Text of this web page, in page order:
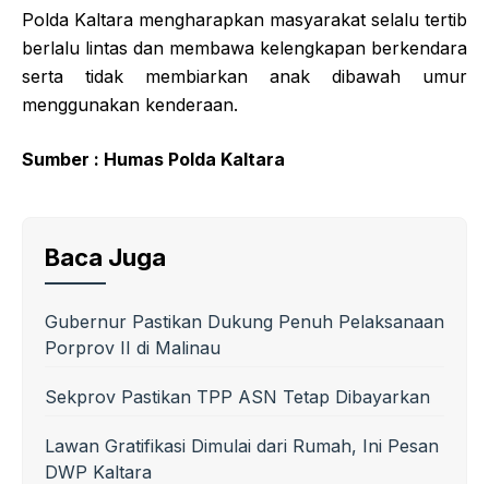
Polda Kaltara mengharapkan masyarakat selalu tertib
berlalu lintas dan membawa kelengkapan berkendara
serta tidak membiarkan anak dibawah umur
menggunakan kenderaan.
Sumber : Humas Polda Kaltara
Baca Juga
Gubernur Pastikan Dukung Penuh Pelaksanaan
Porprov II di Malinau
Sekprov Pastikan TPP ASN Tetap Dibayarkan
Lawan Gratifikasi Dimulai dari Rumah, Ini Pesan
DWP Kaltara